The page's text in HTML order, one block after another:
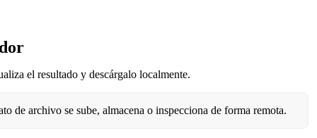
el resultado y descárgalo localmente.
de archivo se sube, almacena o inspecciona de forma remota.